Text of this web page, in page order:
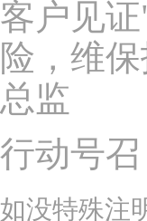
客户见
险，维
总监
行动号召
如没特殊注